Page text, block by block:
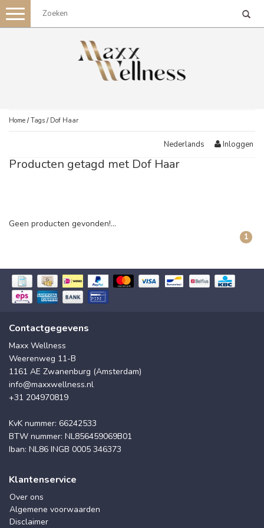
Toggle
navigation
Home /Tags / Dof Haar
Nederlands Inloggen
Producten getagd met Dof Haar
Geen producten gevonden!...
1
Contactgegevens
Maxx Wellness
Weerenweg 11-B
1161 AE Zwanenburg (Amsterdam)
info@maxxwellness.nl
+31 204970819
KvK nummer: 66242533
BTW nummer: NL856459069B01
Iban: NL86 INGB 0005 346373
Klantenservice
Over ons
Algemene voorwaarden
Disclaimer